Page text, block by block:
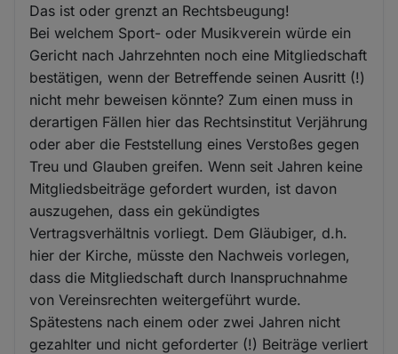
Das ist oder grenzt an Rechtsbeugung!
Bei welchem Sport- oder Musikverein würde ein
Gericht nach Jahrzehnten noch eine Mitgliedschaft
bestätigen, wenn der Betreffende seinen Ausritt (!)
nicht mehr beweisen könnte? Zum einen muss in
derartigen Fällen hier das Rechtsinstitut Verjährung
oder aber die Feststellung eines Verstoßes gegen
Treu und Glauben greifen. Wenn seit Jahren keine
Mitgliedsbeiträge gefordert wurden, ist davon
auszugehen, dass ein gekündigtes
Vertragsverhältnis vorliegt. Dem Gläubiger, d.h.
hier der Kirche, müsste den Nachweis vorlegen,
dass die Mitgliedschaft durch Inanspruchnahme
von Vereinsrechten weitergeführt wurde.
Spätestens nach einem oder zwei Jahren nicht
gezahlter und nicht geforderter (!) Beiträge verliert